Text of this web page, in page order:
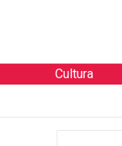
Cultura